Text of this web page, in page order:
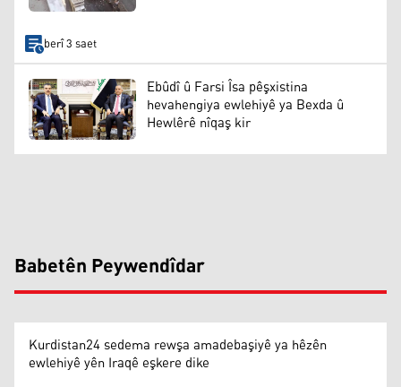
berî 3 saet
Ebûdî û Farsi Îsa pêşxistina
hevahengiya ewlehiyê ya Bexda û
Hewlêrê nîqaş kir
Babetên Peywendîdar
Kurdistan24 sedema rewşa amadebaşiyê ya hêzên
ewlehiyê yên Iraqê eşkere dike